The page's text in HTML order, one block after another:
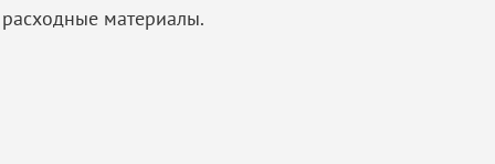
материалы.